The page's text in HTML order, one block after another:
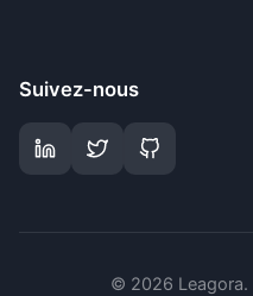
Suivez-nous
© 2026 Leagora.